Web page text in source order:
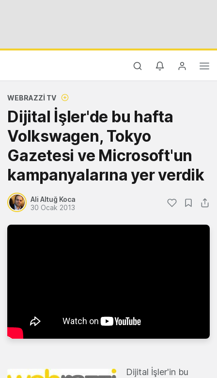
WEBRAZZI TV
Dijital İşler'de bu hafta
Volkswagen, Tokyo
Gazetesi ve Microsoft'un
kampanyalarına yer verdik
Ali Altuğ Koca
30 Ocak 2013
Dijital İşler'in bu